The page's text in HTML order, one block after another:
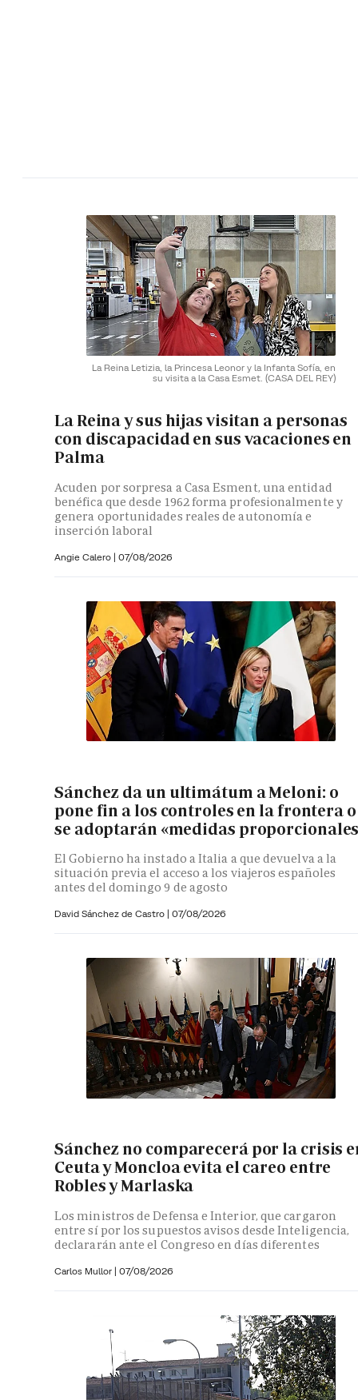
La Reina Letizia, la Princesa Leonor y la Infanta Sofía, en
su visita a la Casa Esmet. (CASA DEL REY)
La Reina y sus hijas visitan a personas
con discapacidad en sus vacaciones en
Palma
Acuden por sorpresa a Casa Esment, una entidad
benéfica que desde 1962 forma profesionalmente y
genera oportunidades reales de autonomía e
inserción laboral
Angie Calero | 07/08/2026
Sánchez da un ultimátum a Meloni: o
pone fin a los controles en la frontera o
se adoptarán «medidas
El Gobierno ha instado a Italia a que devuelva a la
situación previa el acceso a los viajeros españoles
antes del domingo 9 de agosto
David Sánchez de Castro | 07/08/2026
Sánchez no comparecerá por la crisis
Ceuta y Moncloa evita el careo entre
Robles y Marlaska
Los ministros de Defensa e Interior, que cargaron
entre sí por los supuestos avisos desde Inteligencia,
declararán ante el Congreso en días diferentes
Carlos Mullor | 07/08/2026